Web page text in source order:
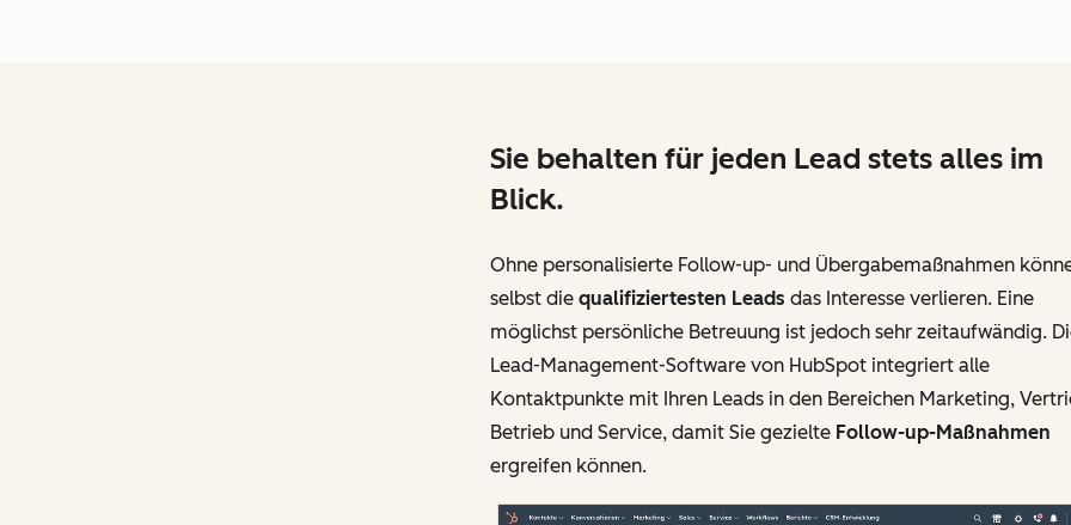
Sie behalten für jeden Lead stets alles im
Blick.
Ohne personalisierte Follow-up- und Übergabemaßnahmen
selbst die qualifiziertesten Leads das Interesse verlieren. Eine
möglichst persönliche Betreuung ist jedoch sehr zeitaufwändig.
Lead-Management-Software von HubSpot integriert alle
Kontaktpunkte mit Ihren Leads in den Bereichen Marketing,
Betrieb und Service, damit Sie gezielte Follow-up-Maßnahmen
ergreifen können.